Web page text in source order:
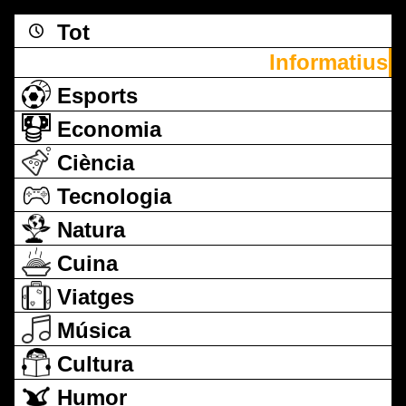
Tot
Informatius
Esports
Economia
Ciència
Tecnologia
Natura
Cuina
Viatges
Música
Cultura
Humor